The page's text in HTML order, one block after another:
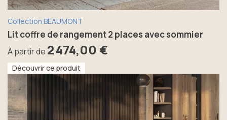
Collection BEAUMONT
Lit coffre de rangement 2 places avec sommier
À partir de 2 474,00 €
Découvrir ce produit